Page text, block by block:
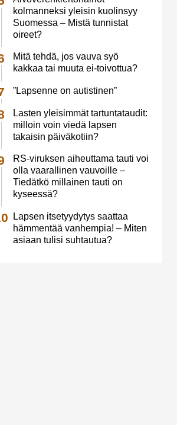
kolmanneksi yleisin kuolinsyy
Suomessa – Mistä tunnistat
oireet?
Mitä tehdä, jos vauva syö
kakkaa tai muuta ei-toivottua?
”Lapsenne on autistinen”
Lasten yleisimmät tartuntataudit:
milloin voin viedä lapsen
takaisin päiväkotiin?
RS-viruksen aiheuttama tauti voi
olla vaarallinen vauvoille –
Tiedätkö millainen tauti on
kyseessä?
Lapsen itsetyydytys saattaa
hämmentää vanhempia! – Miten
asiaan tulisi suhtautua?